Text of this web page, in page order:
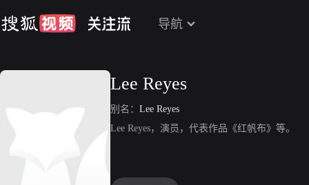
导航
Lee Reyes
别名： Lee Reyes
Lee Reyes，演员，代表作品《红帆布》等。